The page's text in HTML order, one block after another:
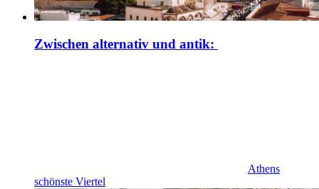
Zwischen alternativ und antik:
Athens
schönste Viertel